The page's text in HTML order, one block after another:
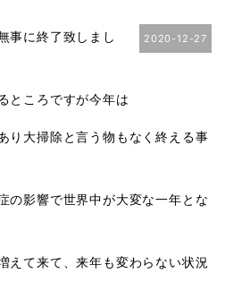
2020-12-27
事に終了致しまし
ところですが今年は
り大掃除と言う物もなく終える事
の影響で世界中が大変な一年とな
えて来て、来年も変わらない状況